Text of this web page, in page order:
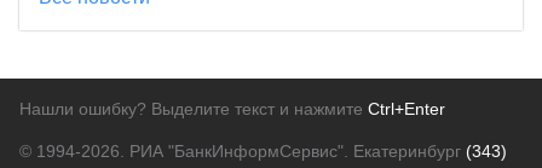
Нашли ошибку? Выделите текст и нажмите Ctrl+Enter
© 1994-2026. РИА "БанкИнформСервис". Екатеринбург (343)